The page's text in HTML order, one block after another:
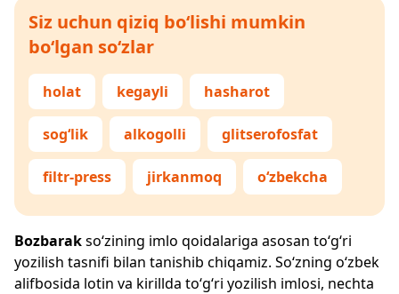
Siz uchun qiziq bo‘lishi mumkin
bo‘lgan so‘zlar
holat kegayli hasharot
sog‘lik alkogolli glitserofosfat
filtr-press jirkanmoq o‘zbekcha
Bozbarakso‘zining imlo qoidalariga asosan to‘g‘ri
yozilish tasnifi bilan tanishib chiqamiz. So‘zning o‘zbek
alifbosida lotin va kirillda to‘g‘ri yozilish imlosi, nechta